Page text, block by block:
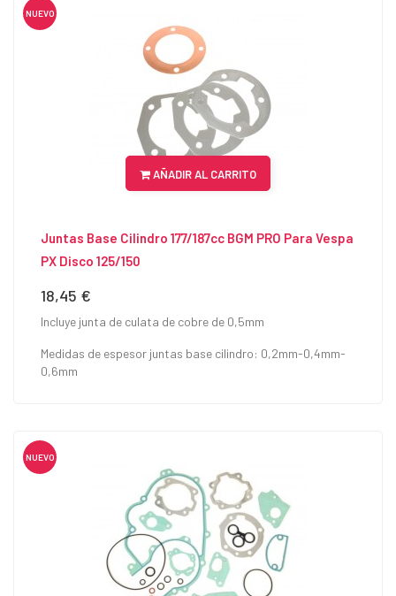
NUEVO
AÑADIR AL CARRITO
Juntas Base Cilindro 177/187cc BGM PRO Para Vespa
PX Disco 125/150
Precio
18,45 €
Incluye junta de culata de cobre de 0,5mm
Medidas de espesor juntas base cilindro: 0,2mm-0,4mm-
0,6mm
NUEVO